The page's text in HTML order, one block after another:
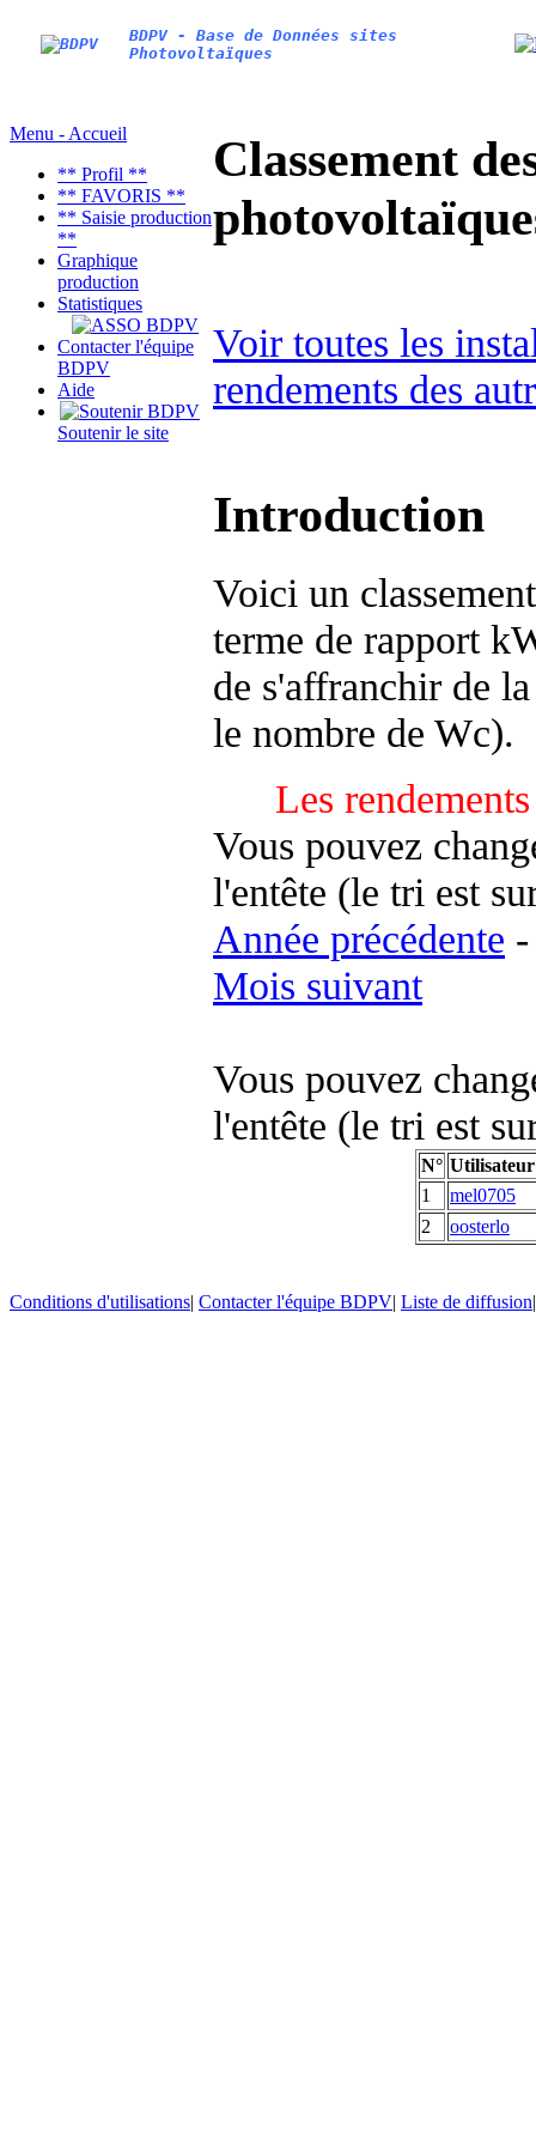
BDPV - Base de Données sites
Photovoltaïques
Menu - Accueil
** Profil **
** FAVORIS **
** Saisie production
**
Graphique
production
Statistiques
Contacter l'équipe
BDPV
Aide
Soutenir le site
Classement
Voir toutes les
rendements des
Introduction
Voici un
terme de rapport
de s'affranchir de
le nombre de Wc).
Les
Vous pouvez
l'entête (le tri est
Année précédente -
Mois suivant
Vous pouvez
l'entête (le tri est
N° Utilisateur
1
mel0705
2
oosterlo
Conditions d'utilisations| Contacter l'équipe BDPV| Liste de diffusion